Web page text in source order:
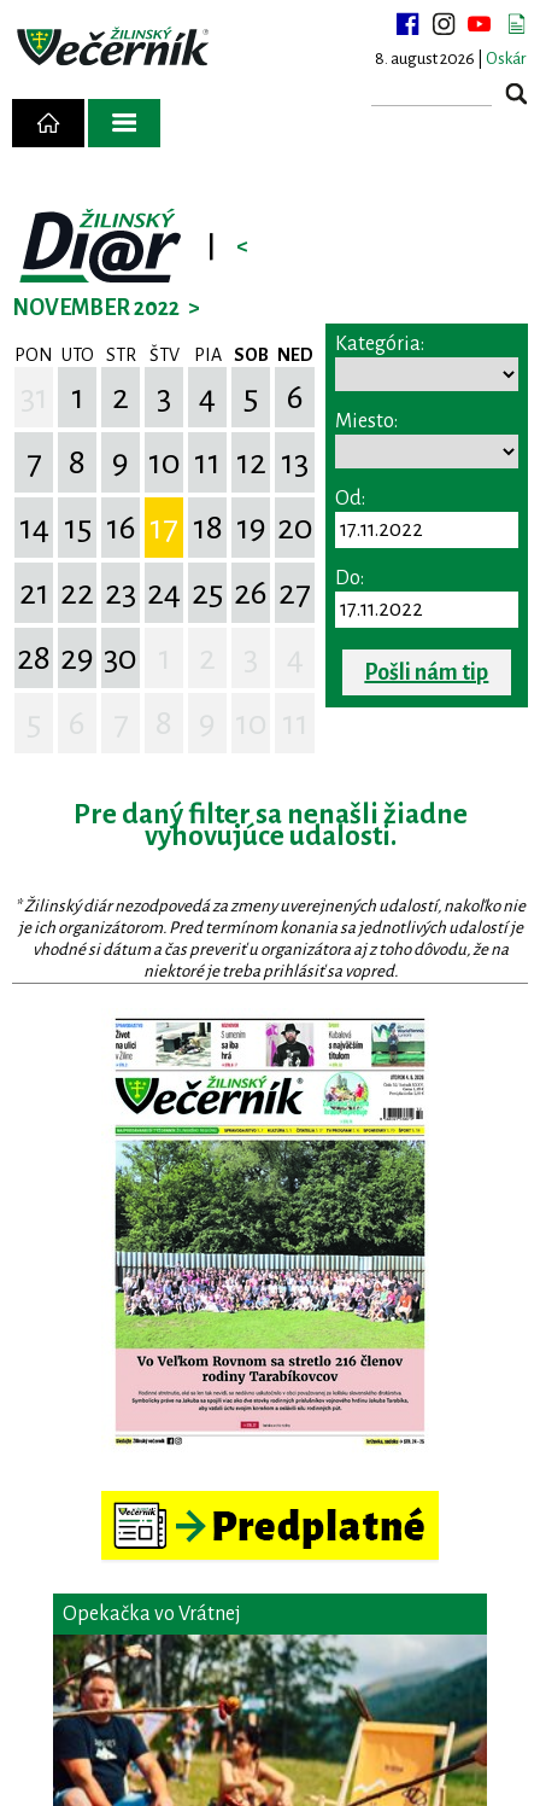
8. august 2026 | Oskár
<
NOVEMBER 2022 >
PON UTO STR ŠTV PIA SOB NED
1 2 3 4 5
6
7
8 9 10 11 12 13
14 15 16 17 18 19 20
21 22 23 24 25 26 27
28 29 30
Kategória:
Miesto:
Od:
Do:
Pošli nám tip
Pre daný filter sa nenašli žiadne
vyhovujúce udalosti.
* Žilinský diár nezodpovedá za zmeny uverejnených udalostí, nakoľko nie
je ich organizátorom. Pred termínom konania sa jednotlivých udalostí je
vhodné si dátum a čas preveriť u organizátora aj z toho dôvodu, že na
niektoré je treba prihlásiť sa vopred.
Opekačka vo Vrátnej